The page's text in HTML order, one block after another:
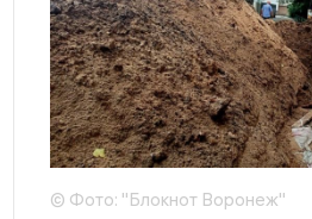
© Фото: "Блокнот Воронеж"